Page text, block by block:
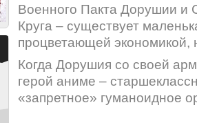
Военного Пакта Дорушии и
Круга – существует
процветающей
Когда Дорушия со своей
герой аниме –
«запретное» гуманоидное